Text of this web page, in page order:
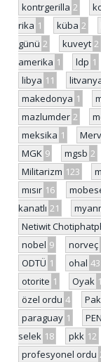
kontrgerilla 2
rika 1 küba 2
günü 2 kuveyt 2
amerika 1 ldp 1
libya 11
makedonya 1
mazlumder 2
meksika 1
MGK 9 mgsb 2
Militarizm 123
mısır 16
kanatlı 21
Netiwit
nobel 9 norveç
ODTÜ 1 ohal 43
otorite 1 Oyak
özel ordu 4
paraguay 1 PEN
selek 18 pkk 12
profesyonel ordu